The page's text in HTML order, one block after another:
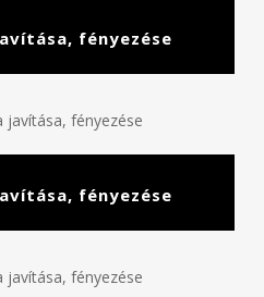
fényezése
fényezése